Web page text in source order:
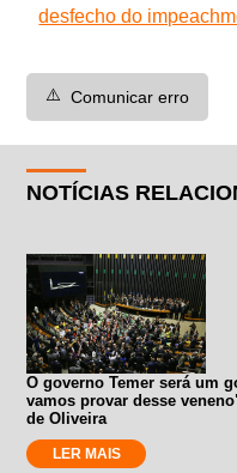
desfecho do
⚠️ Comunicar erro
NOTÍCIAS
O governo Temer será um
vamos provar desse
de Oliveira
LER MAIS